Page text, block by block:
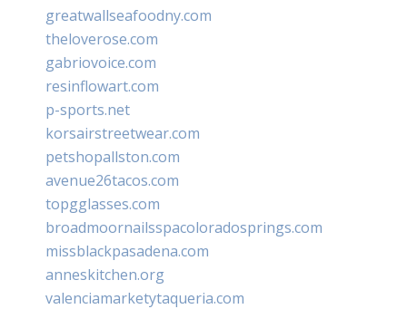
greatwallseafoodny.com
theloverose.com
gabriovoice.com
resinflowart.com
p-sports.net
korsairstreetwear.com
petshopallston.com
avenue26tacos.com
topgglasses.com
broadmoornailsspacoloradosprings.com
missblackpasadena.com
anneskitchen.org
valenciamarketytaqueria.com